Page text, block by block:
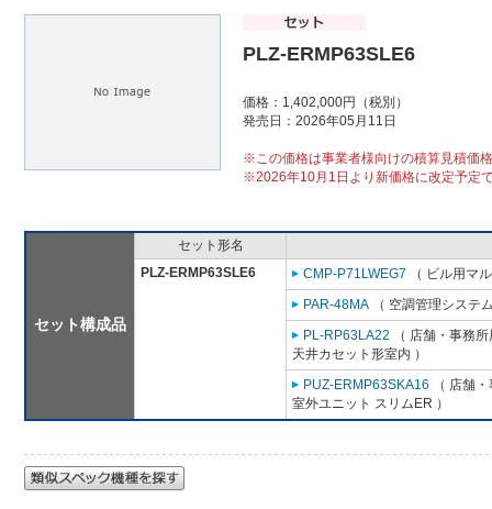
PLZ-ERMP63SLE6
価格：1,402,000円（税別）
発売日：2026年05月11日
※この価格は事業者様向けの積算見積価
※2026年10月1日より新価格に改定予定
セット構成品
セット形名
PLZ-ERMP63SLE6
CMP-P71LWEG7 （ ビル用マ
PAR-48MA （ 空調管理システ
PL-RP63LA22 （ 店舗・事務
天井カセット形室内 ）
PUZ-ERMP63SKA16 （ 店舗
室外ユニット スリムER ）